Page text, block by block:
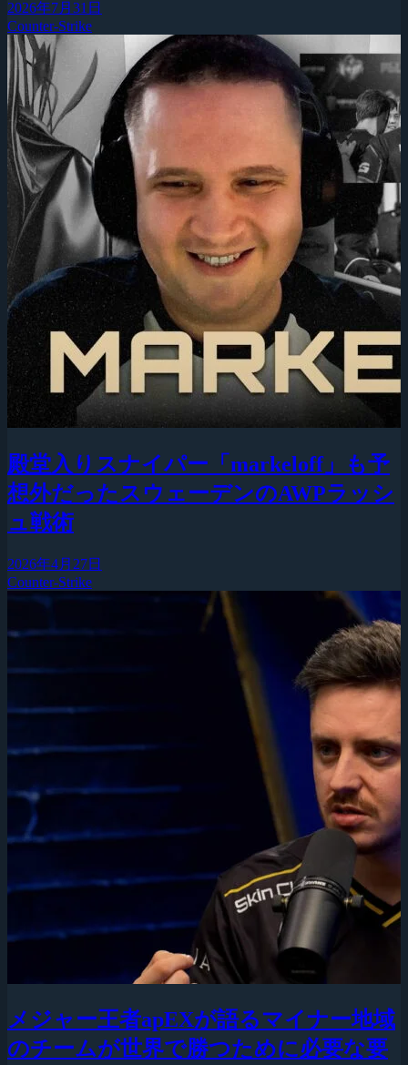
2026年7月31日
Counter-Strike
殿堂入りスナイパー「markeloff」も予
想外だったスウェーデンのAWPラッシ
ュ戦術
2026年4月27日
Counter-Strike
メジャー王者apEXが語るマイナー地域
のチームが世界で勝つために必要な要